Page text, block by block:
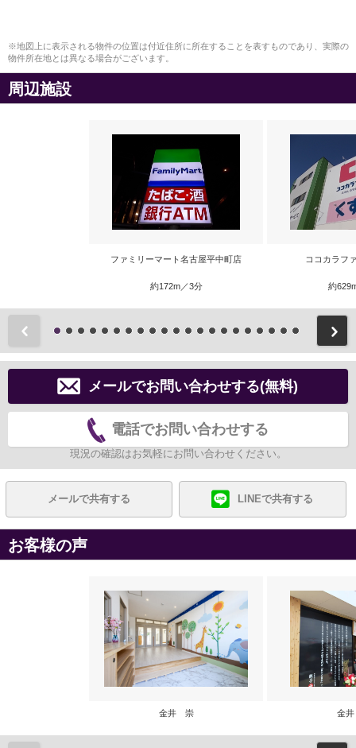
※地図上に表示される物件の位置は付近住所に所在することを表すものであり、実際の
物件所在地とは異なる場合がございます。
周辺施設
ファミリーマート名古屋平中町店
約172m／3分
ココカラフ
約
前
メールでお問い合わせする(無料)
電話でお問い合わせする
現況の確認はお気軽にお問い合わせください。
メールで共有する LINEで共有する
お客様の声
金井 崇 金